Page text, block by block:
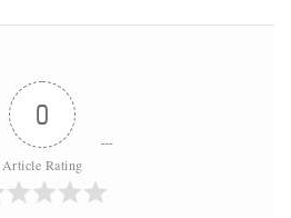
0
Article Rating